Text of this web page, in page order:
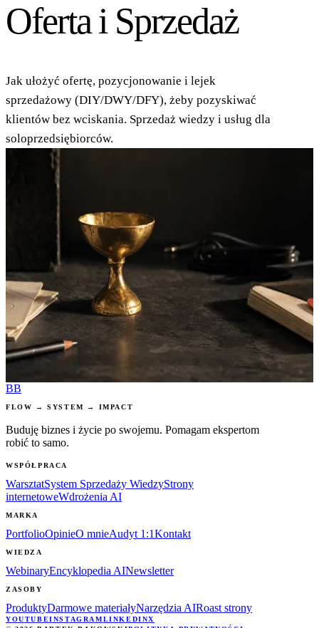
Oferta i Sprzedaż
Jak ułożyć ofertę, pozycjonowanie i lejek
sprzedażowy (DIY/DWY/DFY), żeby pozyskiwać
klientów bez wciskania. Sprzedaż wiedzy i usług dla
soloprzedsiębiorców.
📓
internetowe z AI
📣
CODZIENNIK
Codziennik #3: Ludzie chcą złotego Graala
Długa rozmowa z Magdą i jeden wniosek, który został mi w
głowie: ludzie chcą efektu, chcą, żeby było sexy, chcą
złotego Graala. Nie ma sensu z tym walczyć. Plus moment
ikigai, gdy Krzysztof przeszedł mój kurs i zbudował własną
stronę.
BB
FLOW → SYSTEM → IMPACT
Buduję biznes i życie po swojemu. Pomagam ekspertom
robić to samo.
WSPÓŁPRACA
WarsztatSystem Sprzedaży WiedzyStrony
internetoweWdrożenia AI
MARKA
PortfolioOpinieO mnieAudyt 1:1Kontakt
WIEDZA
WebinaryEncyklopedia AINewsletter
ZASOBY
ProduktyDarmowe materiałyNarzędzia AIRoast strony
YOUTUBEINSTAGRAMLINKEDINX